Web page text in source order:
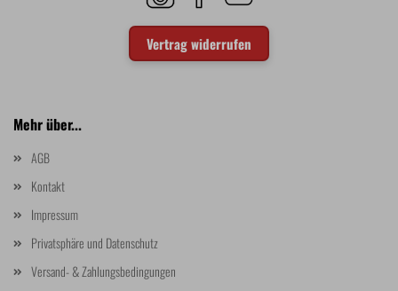
Vertrag widerrufen
Mehr über...
AGB
Kontakt
Impressum
Privatsphäre und Datenschutz
Versand- & Zahlungsbedingungen